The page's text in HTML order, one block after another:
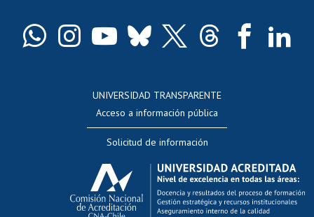
Docentes
Evaluación docente
Calificación académica
Postulación al AUCAI
Funcionarias/os
UNIVERSIDAD TRANSPARENTE
Acceso a información pública
Solicitud de información